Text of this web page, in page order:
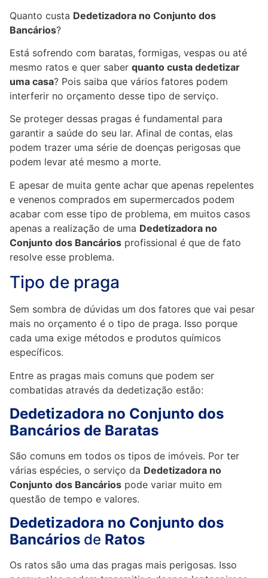
Quanto custa Dedetizadora no Conjunto dos
Bancários?
Está sofrendo com baratas, formigas, vespas ou até
mesmo ratos e quer saber quanto custa dedetizar
uma casa? Pois saiba que vários fatores podem
interferir no orçamento desse tipo de serviço.
Se proteger dessas pragas é fundamental para
garantir a saúde do seu lar. Afinal de contas, elas
podem trazer uma série de doenças perigosas que
podem levar até mesmo a morte.
E apesar de muita gente achar que apenas repelentes
e venenos comprados em supermercados podem
acabar com esse tipo de problema, em muitos casos
apenas a realização de uma Dedetizadora no
Conjunto dos Bancários profissional é que de fato
resolve esse problema.
Tipo de praga
Sem sombra de dúvidas um dos fatores que vai pesar
mais no orçamento é o tipo de praga. Isso porque
cada uma exige métodos e produtos químicos
específicos.
Entre as pragas mais comuns que podem ser
combatidas através da dedetização estão:
Dedetizadora no Conjunto dos
Bancários de Baratas
São comuns em todos os tipos de imóveis. Por ter
várias espécies, o serviço da Dedetizadora no
Conjunto dos Bancários pode variar muito em
questão de tempo e valores.
Dedetizadora no Conjunto dos
Bancários de Ratos
Os ratos são uma das pragas mais perigosas. Isso